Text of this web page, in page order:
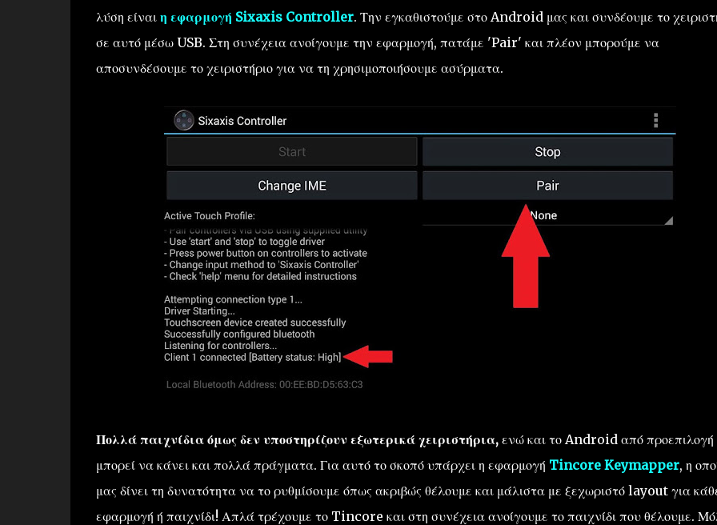
λύση είναι η εφαρμογή Sixaxis Controller. Την εγκαθιστούμε στο Android μας και συνδέουμε το
σε αυτό μέσω USB. Στη συνέχεια ανοίγουμε την εφαρμογή, πατάμε 'Pair' και πλέον μπορούμε να
αποσυνδέσουμε το χειριστήριο για να τη χρησιμοποιήσουμε ασύρματα.
Πολλά παιχνίδια όμως δεν υποστηρίζουν εξωτερικά χειριστήρια,ενώ και το Android από προεπιλογή
μπορεί να κάνει και πολλά πράγματα. Για αυτό το σκοπό υπάρχει η εφαρμογή Tincore Keymapper, η
μας δίνει τη δυνατότητα να το ρυθμίσουμε όπως ακριβώς θέλουμε και μάλιστα με ξεχωριστό layout για
εφαρμογή ή παιχνίδι! Απλά τρέχουμε το Tincore και στη συνέχεια ανοίγουμε το παιχνίδι που θέλουμε.